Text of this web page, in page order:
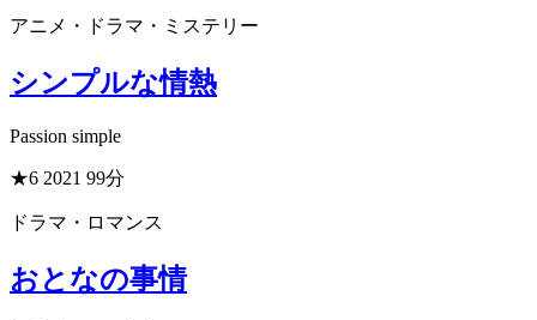
アニメ・ドラマ・ミステリー
シンプルな情熱
Passion simple
★6 2021 99分
ドラマ・ロマンス
おとなの事情